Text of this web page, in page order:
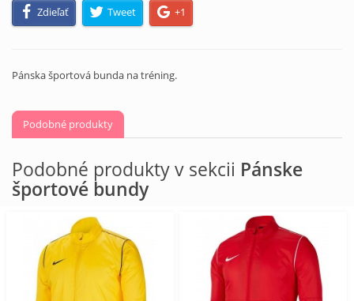
Zdieľať Tweet +1
Pánska športová bunda na tréning.
Podobné produkty
Podobné produkty v sekcii Pánske
športové bundy